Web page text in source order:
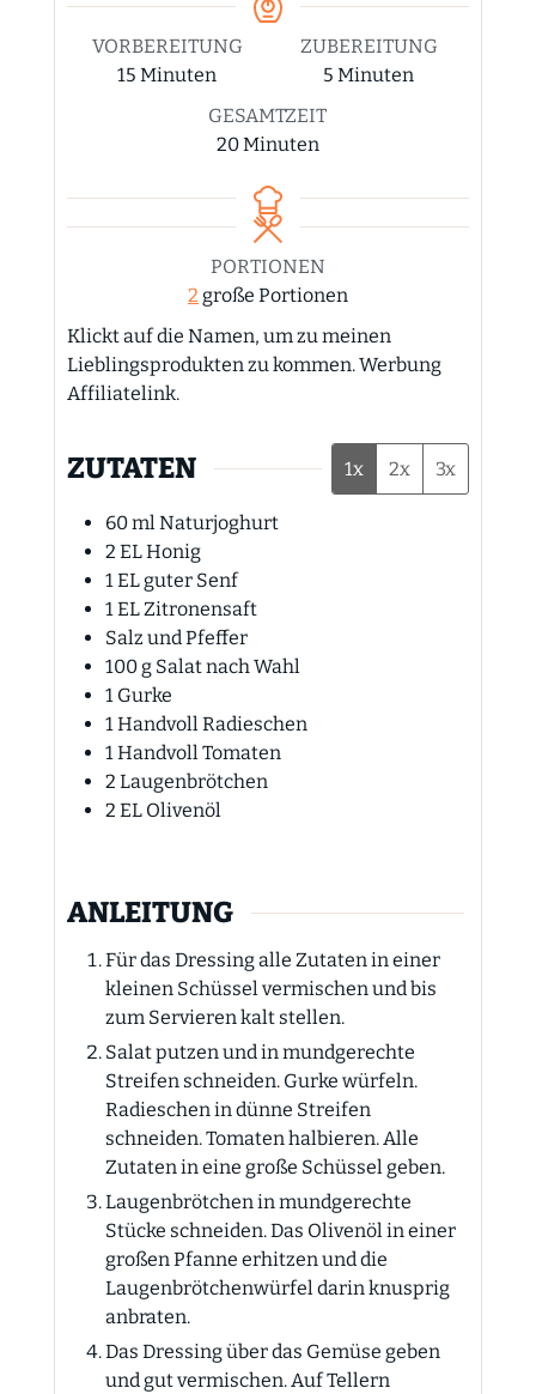
VORBEREITUNG
15 Minuten
Minuten
ZUBEREITUNG
5 Minuten
Minuten
GESAMTZEIT
20Minuten
Minuten
PORTIONEN
2 große Portionen
Klickt auf die Namen, um zu meinen
Lieblingsprodukten zu kommen. Werbung
Affiliatelink.
ZUTATEN 1x 2x 3x
60ml Naturjoghurt
2 ELHonig
1 ELguter Senf
1 EL Zitronensaft
Salz und Pfeffer
100g Salat nach Wahl
1 Gurke
1 Handvoll Radieschen
1 Handvoll Tomaten
2 Laugenbrötchen
2 EL Olivenöl
ANLEITUNG
Für das Dressing alle Zutaten in einer
kleinen Schüssel vermischen und bis
zum Servieren kalt stellen.
Salat putzen und in mundgerechte
Streifen schneiden. Gurke würfeln.
Radieschen in dünne Streifen
schneiden. Tomaten halbieren. Alle
Zutaten in eine große Schüssel geben.
Laugenbrötchen in mundgerechte
Stücke schneiden. Das Olivenöl in einer
großen Pfanne erhitzen und die
Laugenbrötchenwürfel darin knusprig
anbraten.
Das Dressing über das Gemüse geben
und gut vermischen. Auf Tellern